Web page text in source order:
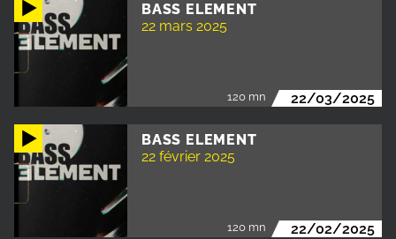
BASS ELEMENT
22 mars 2025
120 mn 22/03/2025
BASS ELEMENT
22 février 2025
120 mn 22/02/2025